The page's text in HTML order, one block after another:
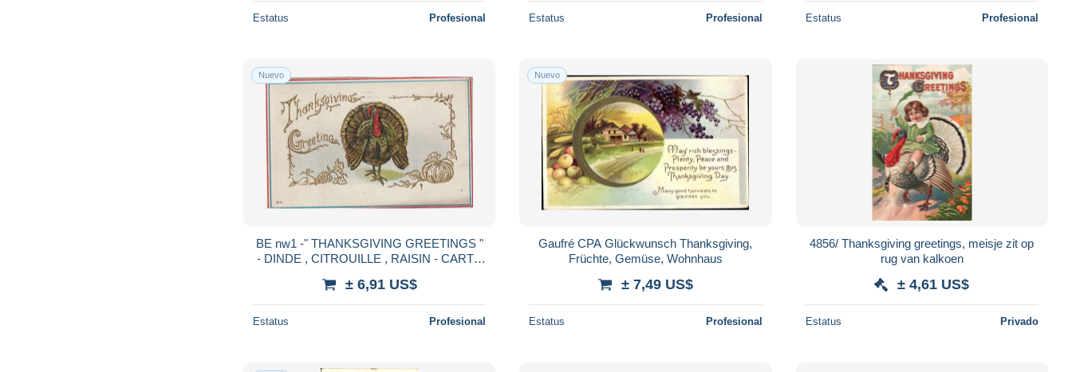
Estatus Profesional Estatus Profesional Estatus Profesional
Nuevo
BE nw1 -" THANKSGIVING GREETINGS "
- DINDE , CITROUILLE , RAISIN - CARTE
± 6,91 US$
Estatus Profesional
Nuevo
Gaufré CPA Glückwunsch Thanksgiving,
Früchte, Gemüse, Wohnhaus
± 7,49 US$
Estatus Profesional
4856/ Thanksgiving greetings, meisje zit op
rug van kalkoen
± 4,61 US$
Estatus Privado